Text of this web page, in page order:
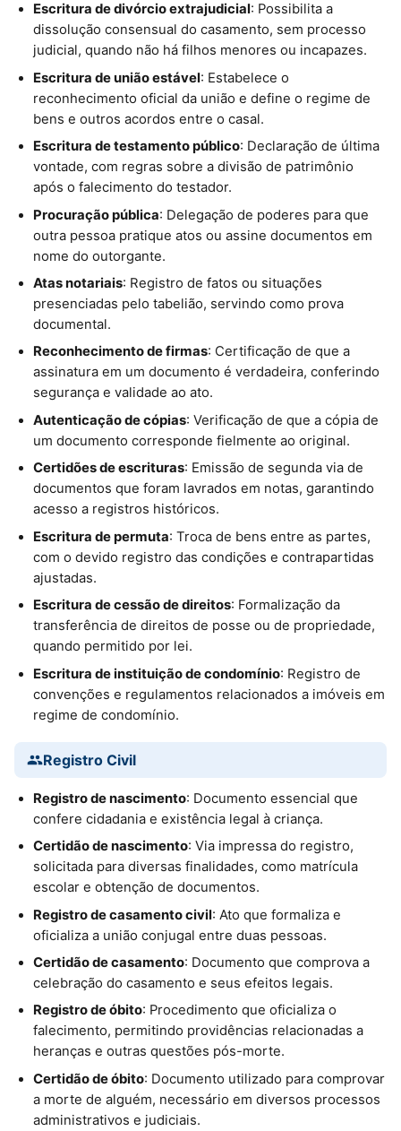
Escritura de divórcio extrajudicial: Possibilita a
dissolução consensual do casamento, sem processo
judicial, quando não há filhos menores ou incapazes.
Escritura de união estável: Estabelece o
reconhecimento oficial da união e define o regime de
bens e outros acordos entre o casal.
Escritura de testamento público: Declaração de última
vontade, com regras sobre a divisão de patrimônio
após o falecimento do testador.
Procuração pública: Delegação de poderes para que
outra pessoa pratique atos ou assine documentos em
nome do outorgante.
Atas notariais: Registro de fatos ou situações
presenciadas pelo tabelião, servindo como prova
documental.
Reconhecimento de firmas: Certificação de que a
assinatura em um documento é verdadeira, conferindo
segurança e validade ao ato.
Autenticação de cópias: Verificação de que a cópia de
um documento corresponde fielmente ao original.
Certidões de escrituras: Emissão de segunda via de
documentos que foram lavrados em notas, garantindo
acesso a registros históricos.
Escritura de permuta: Troca de bens entre as partes,
com o devido registro das condições e contrapartidas
ajustadas.
Escritura de cessão de direitos: Formalização da
transferência de direitos de posse ou de propriedade,
quando permitido por lei.
Escritura de instituição de condomínio: Registro de
convenções e regulamentos relacionados a imóveis em
regime de condomínio.
Registro Civil
Registro de nascimento: Documento essencial que
confere cidadania e existência legal à criança.
Certidão de nascimento: Via impressa do registro,
solicitada para diversas finalidades, como matrícula
escolar e obtenção de documentos.
Registro de casamento civil: Ato que formaliza e
oficializa a união conjugal entre duas pessoas.
Certidão de casamento: Documento que comprova a
celebração do casamento e seus efeitos legais.
Registro de óbito: Procedimento que oficializa o
falecimento, permitindo providências relacionadas a
heranças e outras questões pós-morte.
Certidão de óbito: Documento utilizado para comprovar
a morte de alguém, necessário em diversos processos
administrativos e judiciais.